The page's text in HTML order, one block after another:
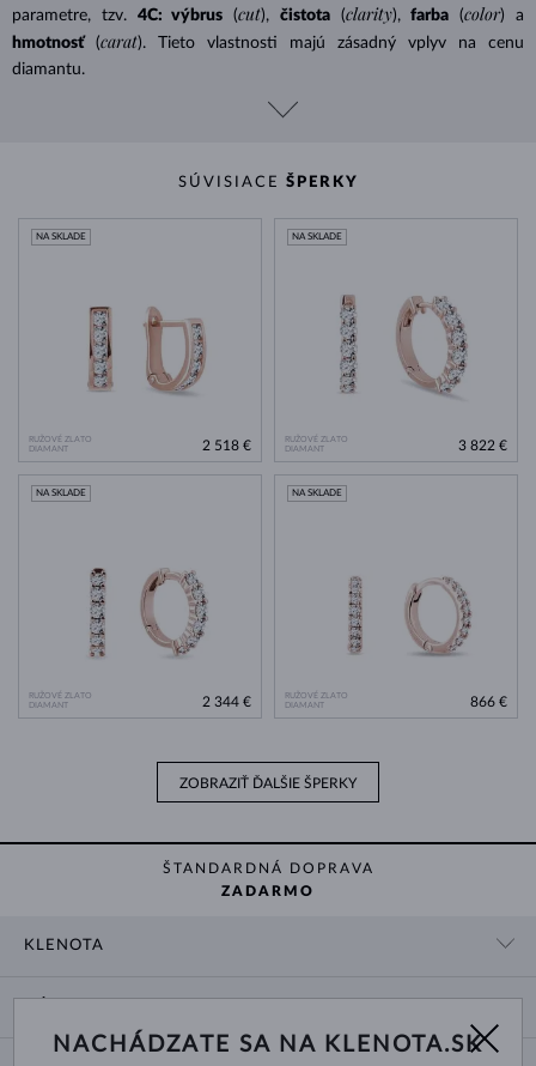
parametre, tzv.
4C: výbrus (cut), čistota (clarity), farba (color) a
hmotnosť
(carat). Tieto vlastnosti majú zásadný vplyv na cenu
diamantu.
SÚVISIACE ŠPERKY
RUŽOVÉ ZLATO
DIAMANT
NA SKLADE
2 518 €
RUŽOVÉ ZLATO
DIAMANT
NA SKLADE
3 822 €
RUŽOVÉ ZLATO
DIAMANT
NA SKLADE
2 344 €
RUŽOVÉ ZLATO
DIAMANT
NA SKLADE
866 €
ZOBRAZIŤ ĎALŠIE ŠPERKY
ŠTANDARDNÁ DOPRAVA
ZADARMO
KLENOTA
O NÁS
DODANIE A PLATBA ZA TOVAR
NACHÁDZATE SA NA KLENOTA.SK